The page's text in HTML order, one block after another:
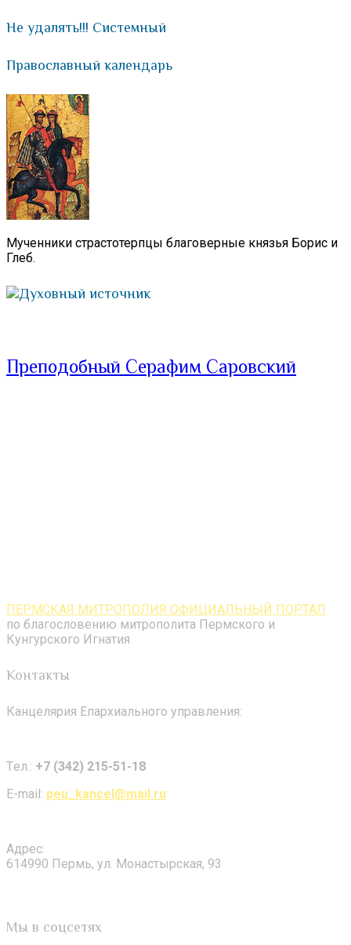
Не удалять!!! Системный
Православный календарь
Мученники страстотерпцы благоверные князья Борис и
Глеб.
Духовный источник
Преподобный Серафим Саровский
ПЕРМСКАЯ МИТРОПОЛИЯ ОФИЦИАЛЬНЫЙ ПОРТАЛ
по благословению митрополита Пермского и
Кунгурского Игнатия
Контакты
Канцелярия Епархиального управления:
Tел.: +7 (342) 215-51-18
E-mail: peu_kancel@mail.ru
Адрес:
614990 Пермь, ул. Монастырская, 93
Мы в соцсетях